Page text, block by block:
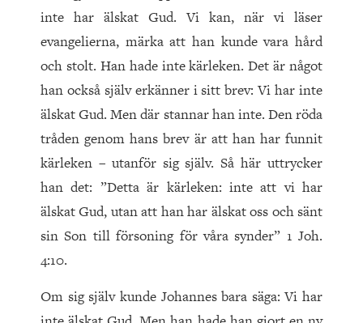
inte har älskat Gud. Vi kan, när vi läser
evangelierna, märka att han kunde vara hård
och stolt. Han hade inte kärleken. Det är något
han också själv erkänner i sitt brev: Vi har inte
älskat Gud. Men där stannar han inte. Den röda
tråden genom hans brev är att han har funnit
kärleken – utanför sig själv. Så här uttrycker
han det: ”Detta är kärleken: inte att vi har
älskat Gud, utan att han har älskat oss och sänt
sin Son till försoning för våra synder” 1 Joh.
4:10.
Om sig själv kunde Johannes bara säga: Vi har